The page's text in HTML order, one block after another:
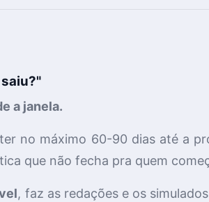
a janela.
no máximo 60-90 dias até a
que não fecha pra quem
, faz as redações e os